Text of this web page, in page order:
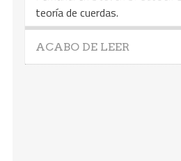
teoría de cuerdas.
ACABO DE LEER